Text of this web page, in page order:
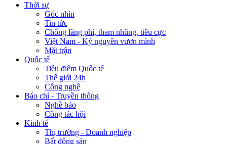
Thời sự
Góc nhìn
Tin tức
Chống lãng phí, tham nhũng, tiêu cực
Việt Nam - Kỷ nguyên vươn mình
Mặt trận
Quốc tế
Tiêu điểm Quốc tế
Thế giới 24h
Công nghệ
Báo chí - Truyền thông
Nghề báo
Công tác hội
Kinh tế
Thị trường - Doanh nghiệp
Bất động sản